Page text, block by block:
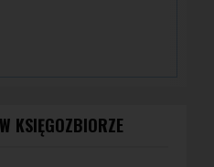
KSIĘGOZBIORZE